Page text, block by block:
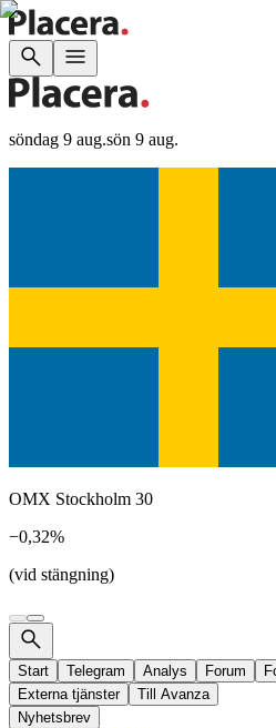
söndag 9 aug.sön 9 aug.
OMX Stockholm 30
−0,32%
(vid stängning)
Start Telegram Analys Forum
Externa tjänster
Till Avanza
Nyhetsbrev